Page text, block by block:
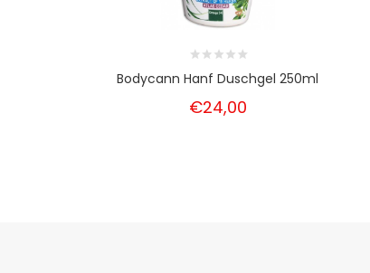
Bodycann Hanf Duschgel 250ml
€24,00